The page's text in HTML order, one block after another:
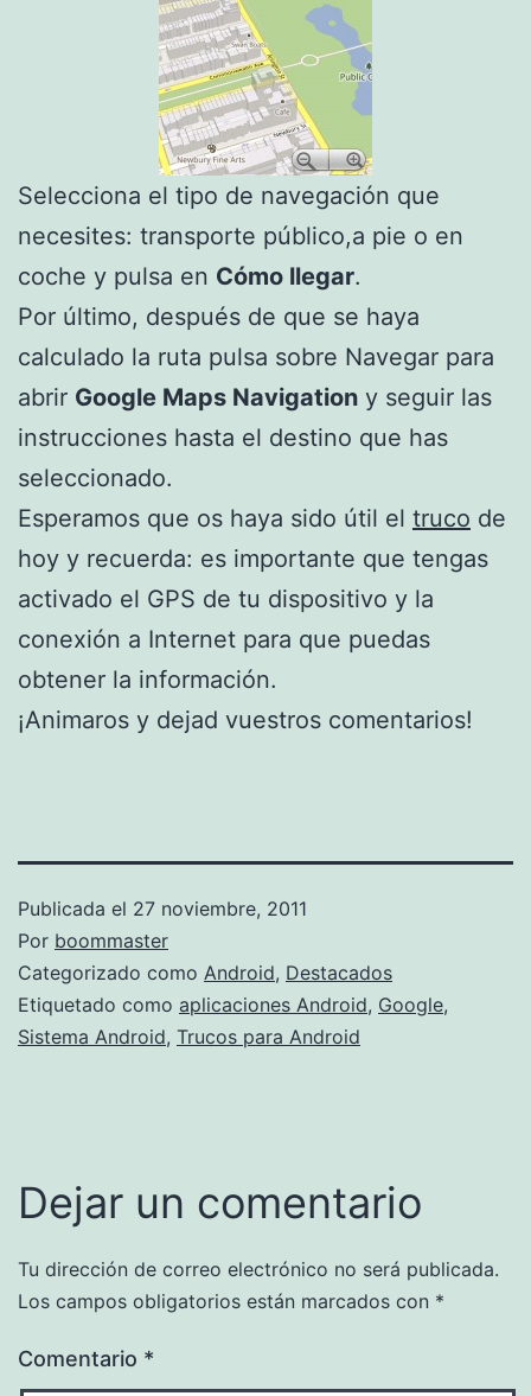
Selecciona el tipo de navegación que
necesites: transporte público,a pie o en
coche y pulsa en Cómo llegar.
Por último, después de que se haya
calculado la ruta pulsa sobre Navegar para
abrir Google Maps Navigation y seguir las
instrucciones hasta el destino que has
seleccionado.
Esperamos que os haya sido útil el truco de
hoy y recuerda: es importante que tengas
activado el GPS de tu dispositivo y la
conexión a Internet para que puedas
obtener la información.
¡Animaros y dejad vuestros comentarios!
Publicada el 27 noviembre, 2011
Por boommaster
Categorizado como Android, Destacados
Etiquetado como aplicaciones Android, Google,
Sistema Android, Trucos para Android
Dejar un comentario
Tu dirección de correo electrónico no será publicada.
Los campos obligatorios están marcados con *
Comentario *